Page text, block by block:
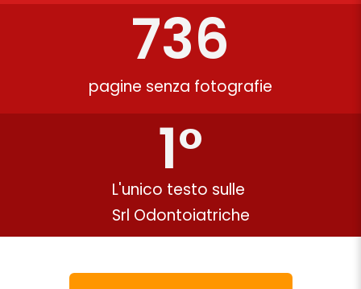
pagine senza fotografie
736
L'unico testo sulle
Srl Odontoiatriche
1°